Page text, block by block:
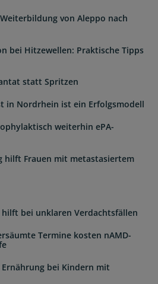
von Aleppo nach
bei Hitzewellen: Praktische Tipps
statt Spritzen
in Nordrhein ist ein Erfolgsmodell
weiterhin ePA-
hilft Frauen mit metastasiertem
hilft bei unklaren Verdachtsfällen
Termine kosten nAMD-
bei Kindern mit